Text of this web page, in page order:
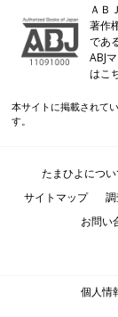
ＡＢ
著作
であ
ABJ
は
本サイトに掲載されて
す。
たまひよについ
サイトマップ
お問い
個人情